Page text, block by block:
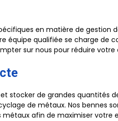
en matière de gestion
équipe qualifiée se charge
sur nous pour réduire
stocker de grandes quantités
de métaux. Nos bennes
afin de maximiser votre